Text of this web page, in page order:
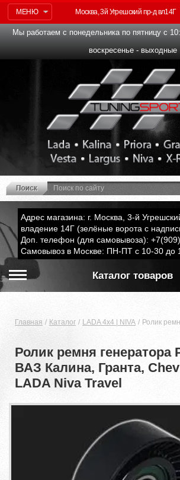
МЕНЮ Москва, 3й Угрешский пр-д вл14Г
Мы работаем с понедельника по пятницу с
воскресенье - выходные
Адрес магазина: г. Москва, 3-й
владение 14Г (зелёные ворота с
Доп. телефон (для самовывоза):
Самовывоз в Москве: ПН-ПТ с 10-30 до
Каталог товаров
Главная Каталог LADA 4x4 | NIVA Ролик
Ролик ремня генератора
ВАЗ Калина, Гранта,
LADA Niva Travel